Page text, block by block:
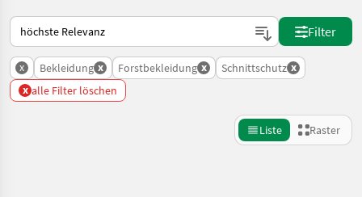
So wird auf Landwirt.com sortiert
Filter
x Bekleidung x Forstbekleidung x Schnittschutz x
x alle Filter löschen
Liste Raster